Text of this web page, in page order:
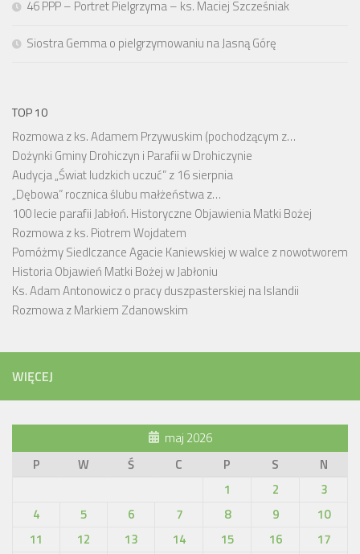
46 PPP – Portret Pielgrzyma – ks. Maciej Szcześniak
Siostra Gemma o pielgrzymowaniu na Jasną Górę
TOP 10
Rozmowa z ks. Adamem Przywuskim (pochodzącym z…
Dożynki Gminy Drohiczyn i Parafii w Drohiczynie
Audycja „Świat ludzkich uczuć” z 16 sierpnia
„Dębowa” rocznica ślubu małżeństwa z…
100 lecie parafii Jabłoń. Historyczne Objawienia Matki Bożej
Rozmowa z ks. Piotrem Wojdatem
Pomóżmy Siedlczance Agacie Kaniewskiej w walce z nowotworem
Historia Objawień Matki Bożej w Jabłoniu
Ks. Adam Antonowicz o pracy duszpasterskiej na Islandii
Rozmowa z Markiem Zdanowskim
WIĘCEJ
maj 2026
P
W Ś C P S
N
1
2
3
4
5 6 7 8 9
10
11
12 13 14 15 16
17